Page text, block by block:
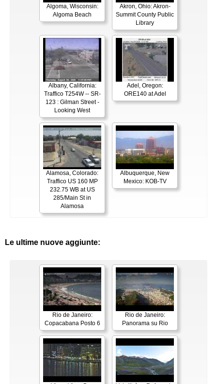
Algoma, Wisconsin:
Algoma Beach
Akron, Ohio: Akron-
Summit County Public
Library
Albany, California:
Traffico T254W -- SR-
123 : Gilman Street -
Looking West
Adel, Oregon:
ORE140 at Adel
Alamosa, Colorado:
Traffico US 160 MP
232.75 WB at US
285/Main St in
Alamosa
Albuquerque, New
Mexico: KOB-TV
Le ultime nuove aggiunte:
Rio de Janeiro:
Copacabana Posto 6
Rio de Janeiro:
Panorama su Rio